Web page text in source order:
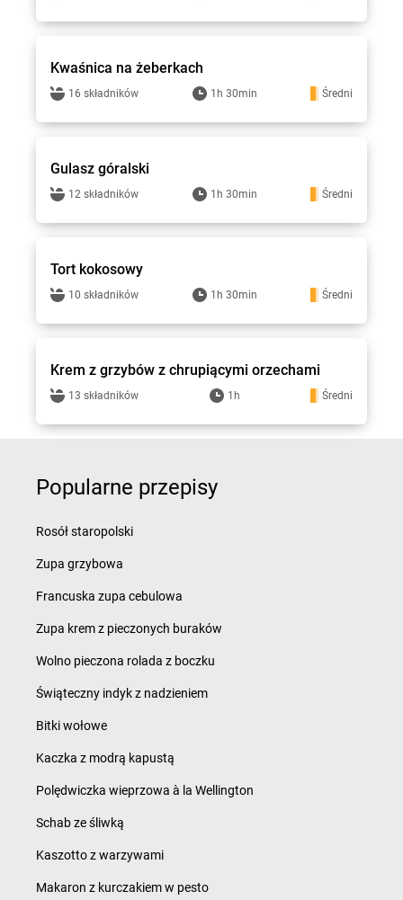
Gotuję z Lewiatanem
Kwaśnica na żeberkach
16 składników 1h 30min Średni
Gotuję z Lewiatanem
Gulasz góralski
12 składników 1h 30min Średni
Gotuję z Lewiatanem
Tort kokosowy
10 składników 1h 30min Średni
Gotuję z Lewiatanem
Krem z grzybów z chrupiącymi orzechami
13 składników 1h Średni
Popularne przepisy
Rosół staropolski
Zupa grzybowa
Francuska zupa cebulowa
Zupa krem z pieczonych buraków
Wolno pieczona rolada z boczku
Świąteczny indyk z nadzieniem
Bitki wołowe
Kaczka z modrą kapustą
Polędwiczka wieprzowa à la Wellington
Schab ze śliwką
Kaszotto z warzywami
Makaron z kurczakiem w pesto